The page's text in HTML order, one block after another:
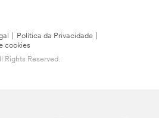
Política da Privacidade
cookies
Reserved.